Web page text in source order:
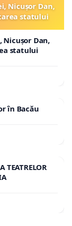
Nicușor Dan,
statului
Nicușor Dan,
statului
în Bacău
TEATRELOR